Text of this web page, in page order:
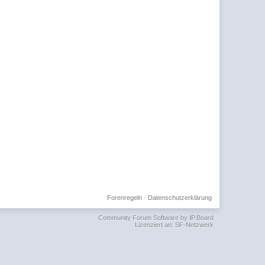
Datenschutzerklärung
Forenregeln·
Community Forum Software by IP.Board
Lizenziert an: SF-Netzwerk